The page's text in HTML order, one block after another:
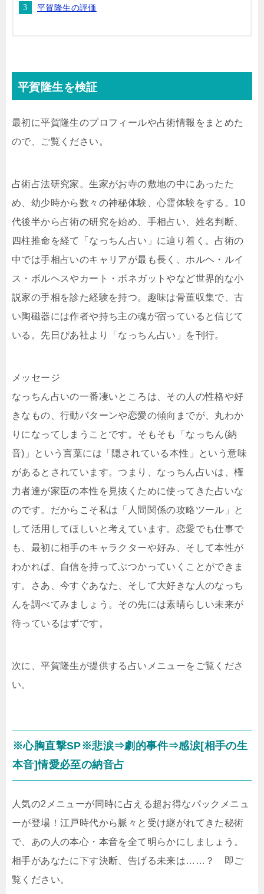
平賀隆生の評価
平賀隆生を検証
最初に平賀隆生のプロフィールや占術情報をまとめた
ので、ご覧ください。
占術占法研究家。生家がお寺の敷地の中にあったた
め、幼少時から数々の神秘体験、心霊体験をする。10
代後半から占術の研究を始め、手相占い、姓名判断、
四柱推命を経て「なっちん占い」に辿り着く。占術の
中では手相占いのキャリアが最も長く、ホルヘ・ルイ
ス・ボルヘスやカート・ボネガットやなど世界的な小
説家の手相を診た経験を持つ。趣味は骨董収集で、古
い陶磁器には作者や持ち主の魂が宿っていると信じて
いる。先日ぴあ社より「なっちん占い」を刊行。
メッセージ
なっちん占いの一番凄いところは、その人の性格や好
きなもの、行動パターンや恋愛の傾向までが、丸わか
りになってしまうことです。そもそも「なっちん(納
音)」という言葉には「隠されている本性」という意味
があるとされています。つまり、なっちん占いは、権
力者達が家臣の本性を見抜くために使ってきた占いな
のです。だからこそ私は「人間関係の攻略ツール」と
して活用してほしいと考えています。恋愛でも仕事で
も、最初に相手のキャラクターや好み、そして本性が
わかれば、自信を持ってぶつかっていくことができま
す。さあ、今すぐあなた、そして大好きな人のなっち
んを調べてみましょう。その先には素晴らしい未来が
待っているはずです。
次に、平賀隆生が提供する占いメニューをご覧くださ
い。
※心胸直撃SP※悲涙⇒劇的事件⇒感涙[相手の生
本音]情愛必至の納音占
人気の2メニューが同時に占える超お得なパックメニュ
ーが登場！江戸時代から脈々と受け継がれてきた秘術
で、あの人の本心・本音を全て明らかにしましょう。
相手があなたに下す決断、告げる未来は……？ 即ご
覧ください。